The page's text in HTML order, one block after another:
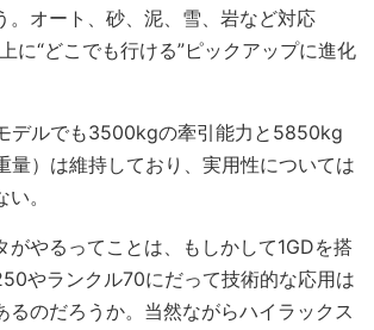
。オート、砂、泥、雪、岩など対応
に“どこでも行ける”ピックアップに進化
デルでも3500kgの牽引能力と5850kg
量）は維持しており、実用性については
。
やるってことは、もしかして1GDを搭
やランクル70にだって技術的な応用は
るのだろうか。当然ながらハイラックス